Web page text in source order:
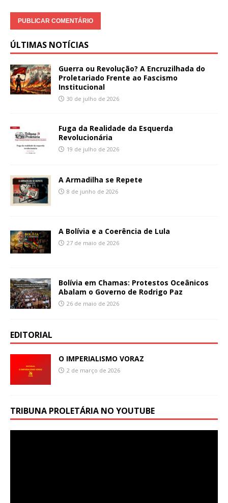
ÚLTIMAS NOTÍCIAS
Guerra ou Revolução? A Encruzilhada do
Proletariado Frente ao Fascismo
Institucional
30 de julho de 2026
Fuga da Realidade da Esquerda
Revolucionária
19 de julho de 2026
A Armadilha se Repete
8 de junho de 2026
A Bolívia e a Coerência de Lula
27 de maio de 2026
Bolívia em Chamas: Protestos Oceânicos
Abalam o Governo de Rodrigo Paz
26 de maio de 2026
EDITORIAL
O IMPERIALISMO VORAZ
2 de março de 2026
TRIBUNA PROLETÁRIA NO YOUTUBE